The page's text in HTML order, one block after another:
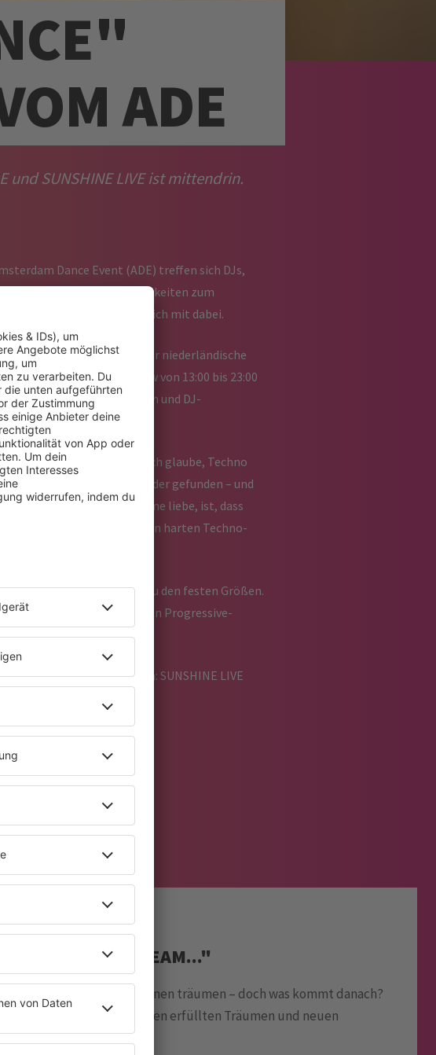
ADE
und SUNSHINE LIVE ist mittendrin.
Dance Event (ADE) treffen sich DJs,
und viele Möglichkeiten zum
SUNSHINE LIVE ist natürlich mit dabei.
den 23. Oktober, bringt der niederländische
10-Stunden-Show von 13:00 bis 23:00
Weggefährt:innen und DJ-
ein bisschen poetisch: „Ich glaube, Techno
sie haben wieder zueinander gefunden – und
Moment an der Musikszene liebe, ist, dass
legen manchmal einen harten Techno-
gehört seit Jahren zu den festen Größen.
Hymnen bis zu frischen Progressive-
Erlebnis verzichten: SUNSHINE LIVE
lohnt sich!
HIER:
INSIDE A DREAM..."
wovon viele Künstler:innen träumen – doch was kommt danach?
bewegt sich zwischen erfüllten Träumen und neuen